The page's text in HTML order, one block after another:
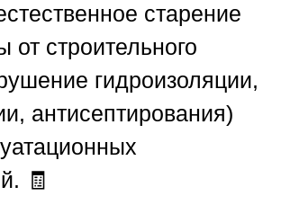
старение
от строительного
гидроизоляции,
антисептирования)
🧾